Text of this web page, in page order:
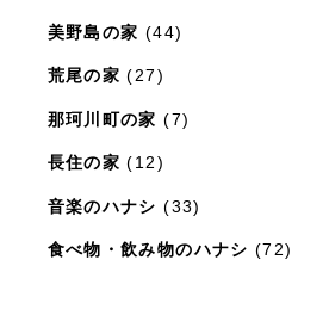
美野島の家 (44)
荒尾の家 (27)
那珂川町の家 (7)
長住の家 (12)
音楽のハナシ (33)
食べ物・飲み物のハナシ (72)